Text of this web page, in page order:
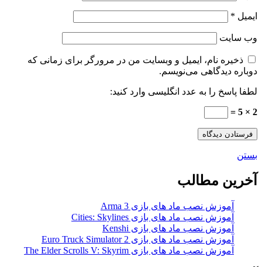
ایمیل *
وب‌ سایت
ذخیره نام، ایمیل و وبسایت من در مرورگر برای زمانی که
دوباره دیدگاهی می‌نویسم.
لطفا پاسخ را به عدد انگلیسی وارد کنید:
2 × 5 =
بستن
آخرین مطالب
آموزش نصب ماد های بازی Arma 3
آموزش نصب ماد های بازی Cities: Skylines
آموزش نصب ماد های بازی Kenshi
آموزش نصب ماد های بازی Euro Truck Simulator 2
آموزش نصب ماد های بازی The Elder Scrolls V: Skyrim